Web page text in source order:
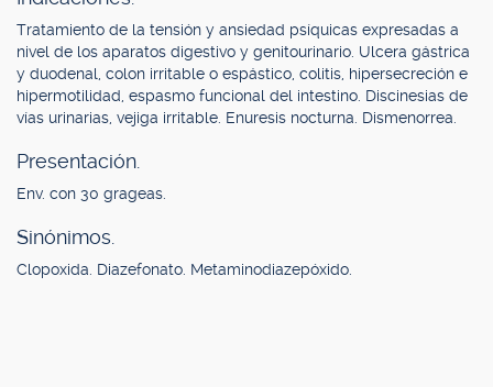
Tratamiento de la tensión y ansiedad psíquicas expresadas a
nivel de los aparatos digestivo y genitourinario. Ulcera gástrica
y duodenal, colon irritable o espástico, colitis, hipersecreción e
hipermotilidad, espasmo funcional del intestino. Discinesias de
vías urinarias, vejiga irritable. Enuresis nocturna. Dismenorrea.
Presentación.
Env. con 30 grageas.
Sinónimos.
Clopoxida. Diazefonato. Metaminodiazepóxido.